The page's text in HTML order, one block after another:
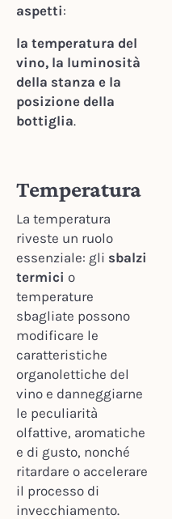
aspetti:
la temperatura del
vino, la luminosità
della stanza e la
posizione della
bottiglia.
Temperatura
La temperatura
riveste un ruolo
essenziale: gli sbalzi
termici o
temperature
sbagliate possono
modificare le
caratteristiche
organolettiche del
vino e danneggiarne
le peculiarità
olfattive, aromatiche
e di gusto, nonché
ritardare o accelerare
il processo di
invecchiamento.